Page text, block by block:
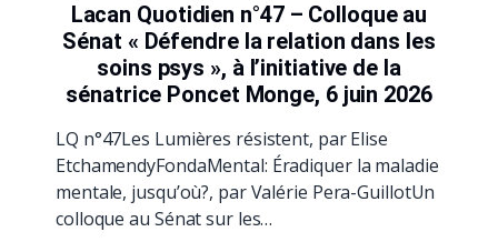
Lacan Quotidien n°47 – Colloque au
Sénat « Défendre la relation dans les
soins psys », à l’initiative de la
sénatrice Poncet Monge, 6 juin 2026
LQ n°47Les Lumières résistent, par Elise
EtchamendyFondaMental: Éradiquer la maladie
mentale, jusqu’où?, par Valérie Pera-GuillotUn
colloque au Sénat sur les…